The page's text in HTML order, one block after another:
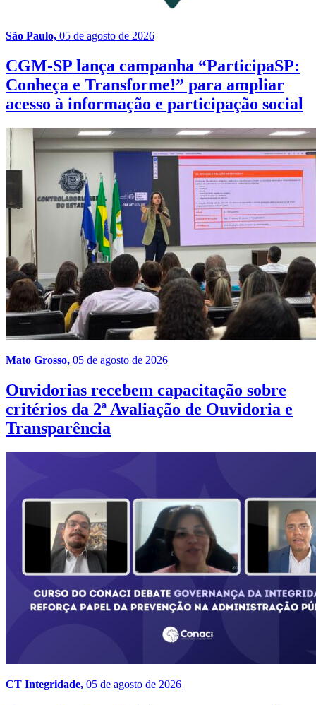
São Paulo, 05 de agosto de 2026
CGM-SP lança campanha “ParticipaSP:
Conheça e Transforme!” para ampliar
acesso à informação e participação social
Mato Grosso, 05 de agosto de 2026
Ouvidorias recebem capacitação sobre
critérios da 2ª Avaliação de Ouvidoria e
Transparência
CT Integridade, 05 de agosto de 2026